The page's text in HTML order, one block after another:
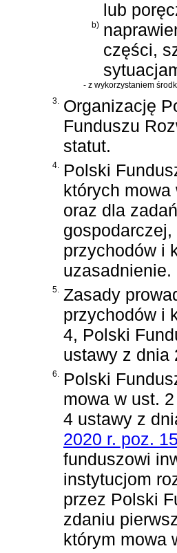
lub
b)
części,
- z wykorzystaniem
3. Organizację
Funduszu
statut.
4. Polski
których
oraz dla
przychodów i
uzasadnienie.
5. Zasady
przychodów i
4, Polski
ustawy z dnia
6. Polski
mowa w ust.
4 ustawy z
2020 r. poz.
funduszowi
instytucjom
przez Polski
zdaniu
którym mowa